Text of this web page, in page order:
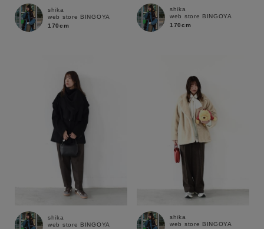
キーワード
MENS KIDS
ブランド
shika
web store BINGOYA
170cm
shika
web store BINGOYA
170cm
shika
web store BINGOYA
shika
web store BINGOYA